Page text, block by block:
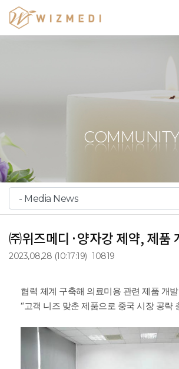
Skip to menu
COMMUNITY
㈜위즈메디·양자강 제약, 제품
2023,08,28 (10:17:19) 10819
협력 체계 구축해 의료미용 관련 제품 개발
“고객 니즈 맞춘 제품으로 중국 시장 공략